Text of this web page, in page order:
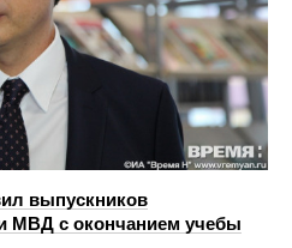
выпускников
МВД с окончанием учебы